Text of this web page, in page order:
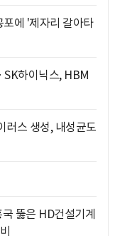
에 '제자리 갈아타
하이닉스, HBM
러스 생성, 내성균도
뚫은 HD건설기계